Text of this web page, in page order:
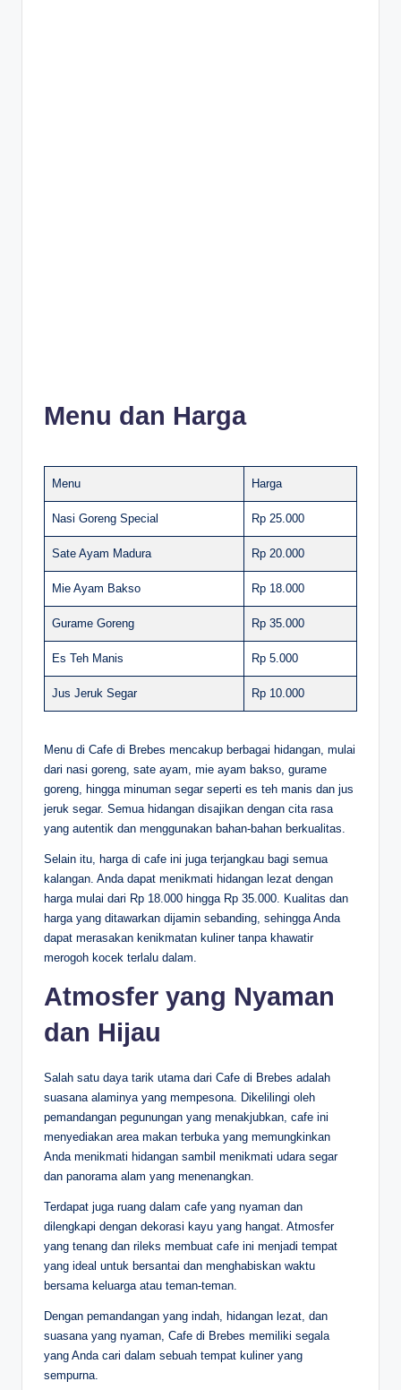
Menu dan Harga
Menu Harga
Nasi Goreng Special Rp 25.000
Sate Ayam Madura Rp 20.000
Mie Ayam Bakso Rp 18.000
Gurame Goreng Rp 35.000
Es Teh Manis Rp 5.000
Jus Jeruk Segar Rp 10.000
Menu di Cafe di Brebes mencakup berbagai hidangan, mulai
dari nasi goreng, sate ayam, mie ayam bakso, gurame
goreng, hingga minuman segar seperti es teh manis dan jus
jeruk segar. Semua hidangan disajikan dengan cita rasa
yang autentik dan menggunakan bahan-bahan berkualitas.
Selain itu, harga di cafe ini juga terjangkau bagi semua
kalangan. Anda dapat menikmati hidangan lezat dengan
harga mulai dari Rp 18.000 hingga Rp 35.000. Kualitas dan
harga yang ditawarkan dijamin sebanding, sehingga Anda
dapat merasakan kenikmatan kuliner tanpa khawatir
merogoh kocek terlalu dalam.
Atmosfer yang Nyaman
dan Hijau
Salah satu daya tarik utama dari Cafe di Brebes adalah
suasana alaminya yang mempesona. Dikelilingi oleh
pemandangan pegunungan yang menakjubkan, cafe ini
menyediakan area makan terbuka yang memungkinkan
Anda menikmati hidangan sambil menikmati udara segar
dan panorama alam yang menenangkan.
Terdapat juga ruang dalam cafe yang nyaman dan
dilengkapi dengan dekorasi kayu yang hangat. Atmosfer
yang tenang dan rileks membuat cafe ini menjadi tempat
yang ideal untuk bersantai dan menghabiskan waktu
bersama keluarga atau teman-teman.
Dengan pemandangan yang indah, hidangan lezat, dan
suasana yang nyaman, Cafe di Brebes memiliki segala
yang Anda cari dalam sebuah tempat kuliner yang
sempurna.